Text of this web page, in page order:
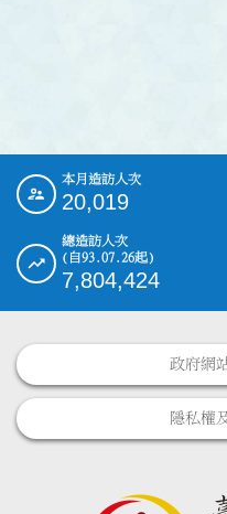
::: 本月造訪人次
20,019
總造訪人次
(自93.07.26起)
7,804,424
政府網
隱私權